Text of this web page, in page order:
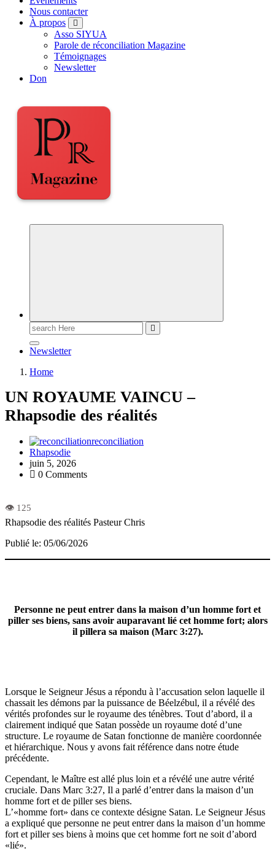
Nous contacter
À propos
Asso SIYUA
Parole de réconciliation Magazine
Témoignages
Newsletter
Don
Newsletter
Home
UN ROYAUME VAINCU –
Rhapsodie des réalités
reconciliation
Rhapsodie
juin 5, 2026
0 Comments
Rhapsodie des réalités Pasteur Chris
Publié le: 05/06/2026
Personne ne peut entrer dans la maison d’un homme fort et
piller ses biens, sans avoir auparavant lié cet homme fort; alors
il pillera sa maison (Marc 3:27).
Lorsque le Seigneur Jésus a répondu à l’accusation selon laquelle il
chassait les démons par la puissance de Béelzébul, il a révélé des
vérités profondes sur le royaume des ténèbres. Tout d’abord, il a
clairement indiqué que Satan possède un royaume doté d’une
structure. Le royaume de Satan fonctionne de manière coordonnée
et hiérarchique. Nous y avons fait référence dans notre étude
précédente.
Cependant, le Maître est allé plus loin et a révélé une autre vérité
cruciale. Dans Marc 3:27, Il a parlé d’entrer dans la maison d’un
homme fort et de piller ses biens.
L’«homme fort» dans ce contexte désigne Satan. Le Seigneur Jésus
a expliqué que personne ne peut entrer dans la maison d’un homme
fort et piller ses biens à moins que cet homme fort ne soit d’abord
«lié».